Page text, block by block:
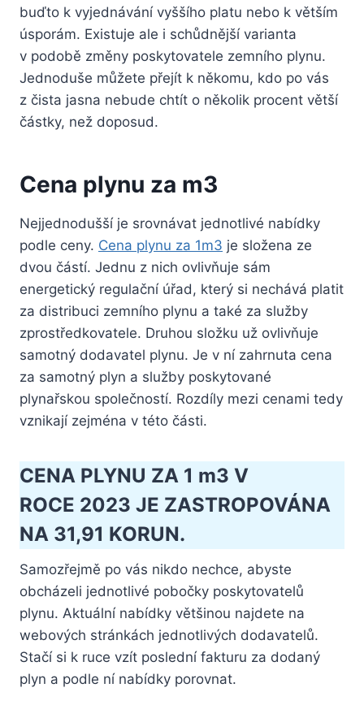
buďto k vyjednávání vyššího platu nebo k větším
úsporám. Existuje ale i schůdnější varianta
v podobě změny poskytovatele zemního plynu.
Jednoduše můžete přejít k někomu, kdo po vás
z čista jasna nebude chtít o několik procent větší
částky, než doposud.
Cena plynu za m3
Nejjednodušší je srovnávat jednotlivé nabídky
podle ceny. Cena plynu za 1m3 je složena ze
dvou částí. Jednu z nich ovlivňuje sám
energetický regulační úřad, který si nechává platit
za distribuci zemního plynu a také za služby
zprostředkovatele. Druhou složku už ovlivňuje
samotný dodavatel plynu. Je v ní zahrnuta cena
za samotný plyn a služby poskytované
plynařskou společností. Rozdíly mezi cenami tedy
vznikají zejména v této části.
CENA PLYNU ZA 1 m3 V
ROCE 2023 JE ZASTROPOVÁNA
NA 31,91 KORUN.
Samozřejmě po vás nikdo nechce, abyste
obcházeli jednotlivé pobočky poskytovatelů
plynu. Aktuální nabídky většinou najdete na
webových stránkách jednotlivých dodavatelů.
Stačí si k ruce vzít poslední fakturu za dodaný
plyn a podle ní nabídky porovnat.